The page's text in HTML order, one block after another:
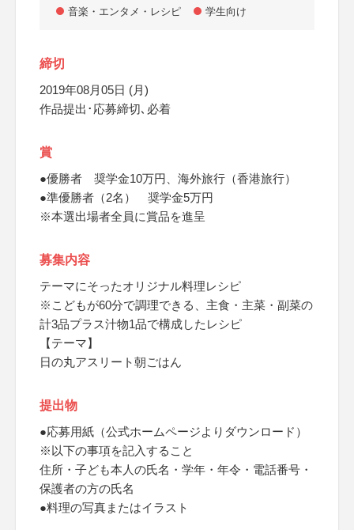
音楽・エンタメ・レシピ 学生向け
締切
2019年08月05日 (月)
作品提出･応募締切､必着
賞
●優勝者 奨学金10万円、海外旅行（香港旅行）
●準優勝者（2名） 奨学金5万円
※本選出場者全員に賞品を進呈
募集内容
テーマにそったオリジナル料理レシピ
※こどもが60分で調理できる、主食・主菜・副菜の
計3品プラス汁物1品で構成したレシピ
【テーマ】
日の丸アスリート朝ごはん
提出物
●応募用紙（公式ホームページよりダウンロード）
※以下の事項を記入すること
住所・子ども本人の氏名・学年・年令・電話番号・
保護者の方の氏名
●料理の写真またはイラスト